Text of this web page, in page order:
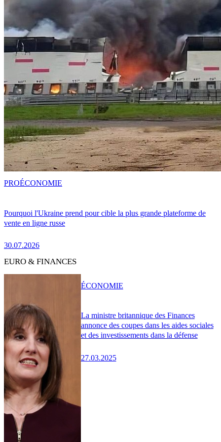
Pourquoi l'Ukraine prend pour cible la plus grande plateforme de
vente en ligne russe
30.07.2026
PROÉCONOMIE
EURO & FINANCES
La ministre britannique des Finances
annonce des coupes dans les aides sociales
et des investissements dans la défense
27.03.2025
ÉCONOMIE